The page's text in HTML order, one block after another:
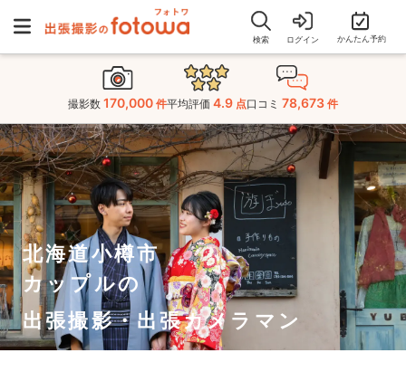
検索 ログイン かんたん予約
撮影数 170,000 件平均評価 4.9 点口コミ 78,673 件
北海道小樽市
カップルの
出張撮影・出張カメラマン